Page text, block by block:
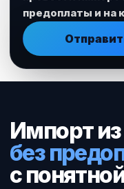
предоплаты и на
Импорт
без
с